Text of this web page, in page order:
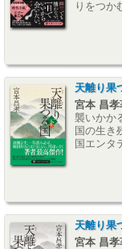
りをつか
天離り果
宮本 昌孝
襲いかか
国の生き
国エンタ
天離り果
宮本 昌孝